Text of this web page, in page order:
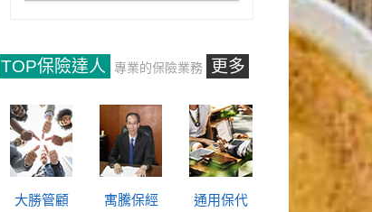
TOP保險達人 專業的保險業務 更多
大勝管顧 寓騰保經 通用保代